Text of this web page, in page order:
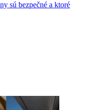
sú bezpečné a ktoré